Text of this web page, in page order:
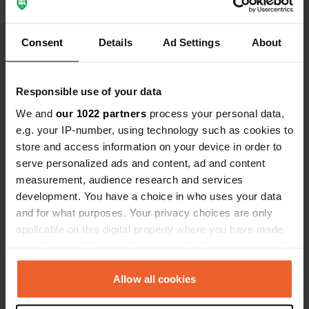
Consent Details Ad Settings About
Responsible use of your data
We and our 1022 partners process your personal data,
e.g. your IP-number, using technology such as cookies to
store and access information on your device in order to
serve personalized ads and content, ad and content
measurement, audience research and services
development. You have a choice in who uses your data
and for what purposes. Your privacy choices are only
applicable on this digital property where you have made
any time from the Cookie Declaration or by clicking on
the Privacy trigger icon.Allow all cookies
remplir et vider l'eau, mais l'électricité
n'est pas disponible sur tous les
commune pratique, des vestiaires et
une machine à laver. Le seul
inconvénient majeur concerne les
douches, qui sont partagées par les
hommes et les femmes, et non par
les hommes et les femmes ensemble.
Les sanitaires sont très propres !
Es-tu déjà venu ici ?
Contact